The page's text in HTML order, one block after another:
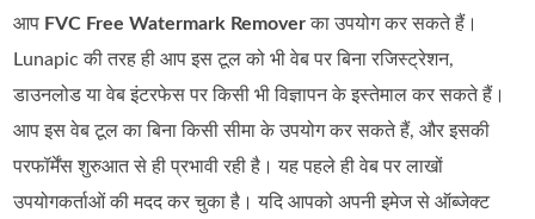
आप FVC Free Watermark Removerका उपयोग कर सकते हैं।
Lunapic की तरह ही आप इस टूल को भी वेब पर बिना रजिस्ट्रेशन,
डाउनलोड या वेब इंटरफेस पर किसी भी विज्ञापन के इस्तेमाल कर सकते हैं।
आप इस वेब टूल का बिना किसी सीमा के उपयोग कर सकते हैं, और इसकी
परफॉर्मेंस शुरुआत से ही प्रभावी रही है। यह पहले ही वेब पर लाखों
उपयोगकर्ताओं की मदद कर चुका है। यदि आपको अपनी इमेज से ऑब्जेक्ट